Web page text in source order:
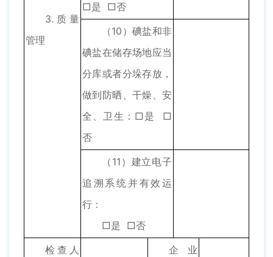
3.质量
管理
□是 □否
（10）碘盐和非
碘盐在储存场地应当
分库或者分垛存放，
做到防晒、干燥、安
全、卫生：□是 □
否
（11）建立电子
追溯系统并有效运
行：
□是 □否
检查人
企业